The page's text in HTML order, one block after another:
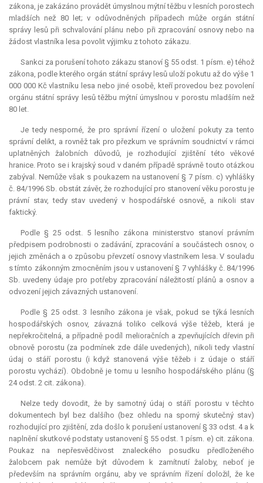
zákona, je zakázáno provádět úmyslnou mýtní těžbu v lesních porostech
mladších než 80 let; v odůvodněných případech může orgán státní
správy lesů při schvalování plánu nebo při zpracování osnovy nebo na
žádost vlastníka lesa povolit výjimku z tohoto zákazu.
Sankci za porušení tohoto zákazu stanoví § 55 odst. 1 písm. e) téhož
zákona, podle kterého orgán státní správy lesů uloží pokutu až do výše 1
000 000 Kč vlastníku lesa nebo jiné osobě, kteří provedou bez povolení
orgánu státní správy lesů těžbu mýtní úmyslnou v porostu mladším než
80 let.
Je tedy nesporné, že pro správní řízení o uložení pokuty za tento
správní delikt, a rovněž tak pro přezkum ve správním soudnictví v rámci
uplatněných žalobních důvodů, je rozhodující zjištění této věkové
hranice. Proto se i krajský soud v daném případě správně touto otázkou
zabýval. Nemůže však s poukazem na ustanovení § 7 písm. c) vyhlášky
č. 84/1996 Sb. obstát závěr, že rozhodující pro stanovení věku porostu je
právní stav, tedy stav uvedený v hospodářské osnově, a nikoli stav
faktický.
Podle § 25 odst. 5 lesního zákona ministerstvo stanoví právním
předpisem podrobnosti o zadávání, zpracování a součástech osnov, o
jejich změnách a o způsobu převzetí osnovy vlastníkem lesa. V souladu
s tímto zákonným zmocněním jsou v ustanovení § 7 vyhlášky č. 84/1996
Sb. uvedeny údaje pro potřeby zpracování náležitostí plánů a osnov a
odvození jejich závazných ustanovení.
Podle § 25 odst. 3 lesního zákona je však, pokud se týká lesních
hospodářských osnov, závazná toliko celková výše těžeb, která je
nepřekročitelná, a případně podíl melioračních a zpevňujících dřevin při
obnově porostu (za podmínek zde dále uvedených), nikoli tedy vlastní
údaj o stáří porostu (i když stanovená výše těžeb i z údaje o stáří
porostu vychází). Obdobně je tomu u lesního hospodářského plánu (§
24 odst. 2 cit. zákona).
Nelze tedy dovodit, že by samotný údaj o stáří porostu v těchto
dokumentech byl bez dalšího (bez ohledu na sporný skutečný stav)
rozhodující pro zjištění, zda došlo k porušení ustanovení § 33 odst. 4 a k
naplnění skutkové podstaty ustanovení § 55 odst. 1 písm. e) cit. zákona.
Poukaz na nepřesvědčivost znaleckého posudku předloženého
žalobcem pak nemůže být důvodem k zamítnutí žaloby, neboť je
především na správním orgánu, aby ve správním řízení doložil, že ke